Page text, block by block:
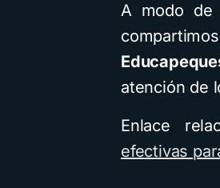
A modo de
atención de
Enlace
efectivas